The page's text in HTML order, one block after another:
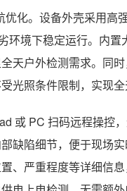
化。设备外壳采用高
境下稳定运行。内置
天户外检测需求。同时
光照条件限制，实现全
或 PC 扫码远程操控
缺陷细节，便于现场
、严重程度等详细信